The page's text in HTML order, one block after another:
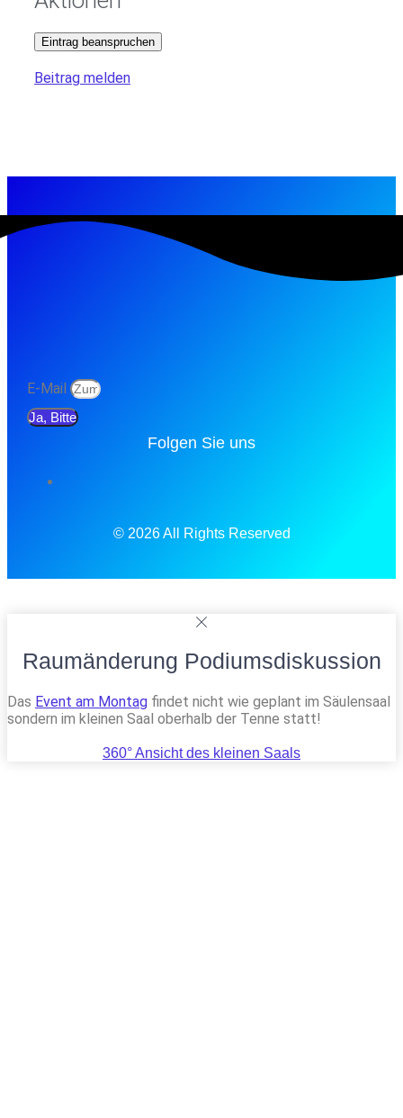
Eintrag beanspruchen
Beitrag melden
E-Mail
Ja, Bitte
Folgen Sie uns
© 2026 All Rights Reserved
Raumänderung Podiumsdiskussion
Das Event am Montag findet nicht wie geplant im Säulensaal
sondern im kleinen Saal oberhalb der Tenne statt!
360° Ansicht des kleinen Saals